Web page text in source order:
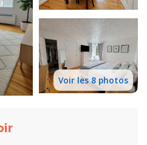
Voir les 8 photos